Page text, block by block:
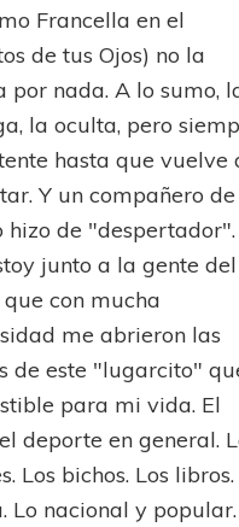
Francella en el
de tus Ojos) no la
por nada. A lo sumo,
la oculta, pero
hasta que vuelve
Y un compañero de
hizo de "despertador".
junto a la gente del
que con mucha
me abrieron las
de este "lugarcito"
para mi vida. El
deporte en general.
Los bichos. Los
Lo nacional y popular.